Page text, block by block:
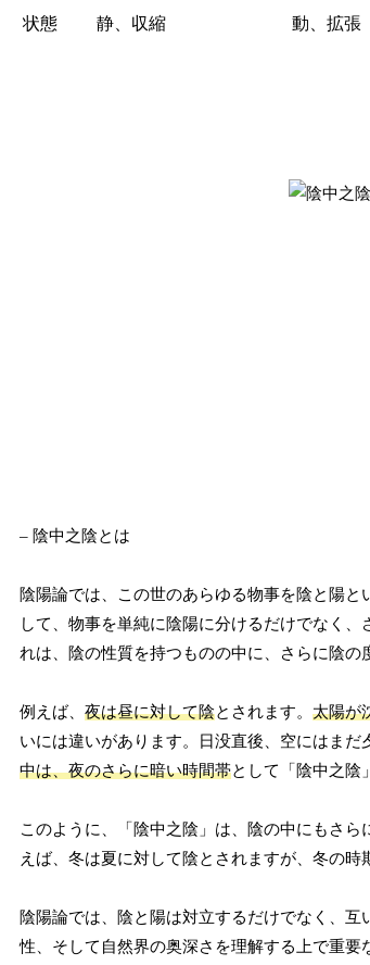
状態
静、収縮 動、拡張
– 陰中之陰とは
陰陽論では、この世のあらゆる物事を陰と陽
して、物事を単純に陰陽に分けるだけでなく
れは、陰の性質を持つものの中に、さらに陰の
例えば、 夜は昼に対して陰とされます。 太陽が
いには違いがあります。日没直後、空にはま
中は、夜のさらに暗い時間帯として「陰中之陰
このように、「陰中之陰」は、陰の中にもさ
えば、冬は夏に対して陰とされますが、冬の
陰陽論では、陰と陽は対立するだけでなく、
性、そして自然界の奥深さを理解する上で重要